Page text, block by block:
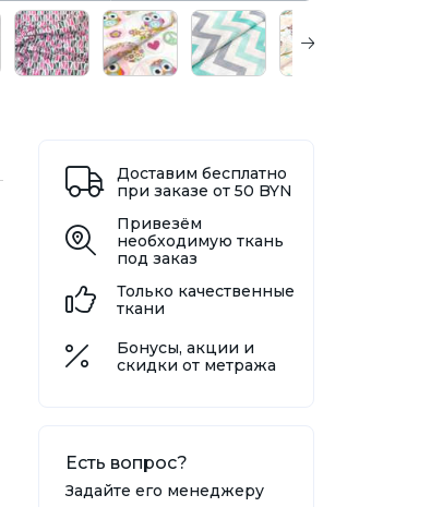
Доставим бесплатно
при заказе от 50 BYN
Привезём
необходимую ткань
под заказ
Только качественные
ткани
Бонусы, акции и
скидки от метража
Есть вопрос?
Задайте его менеджеру